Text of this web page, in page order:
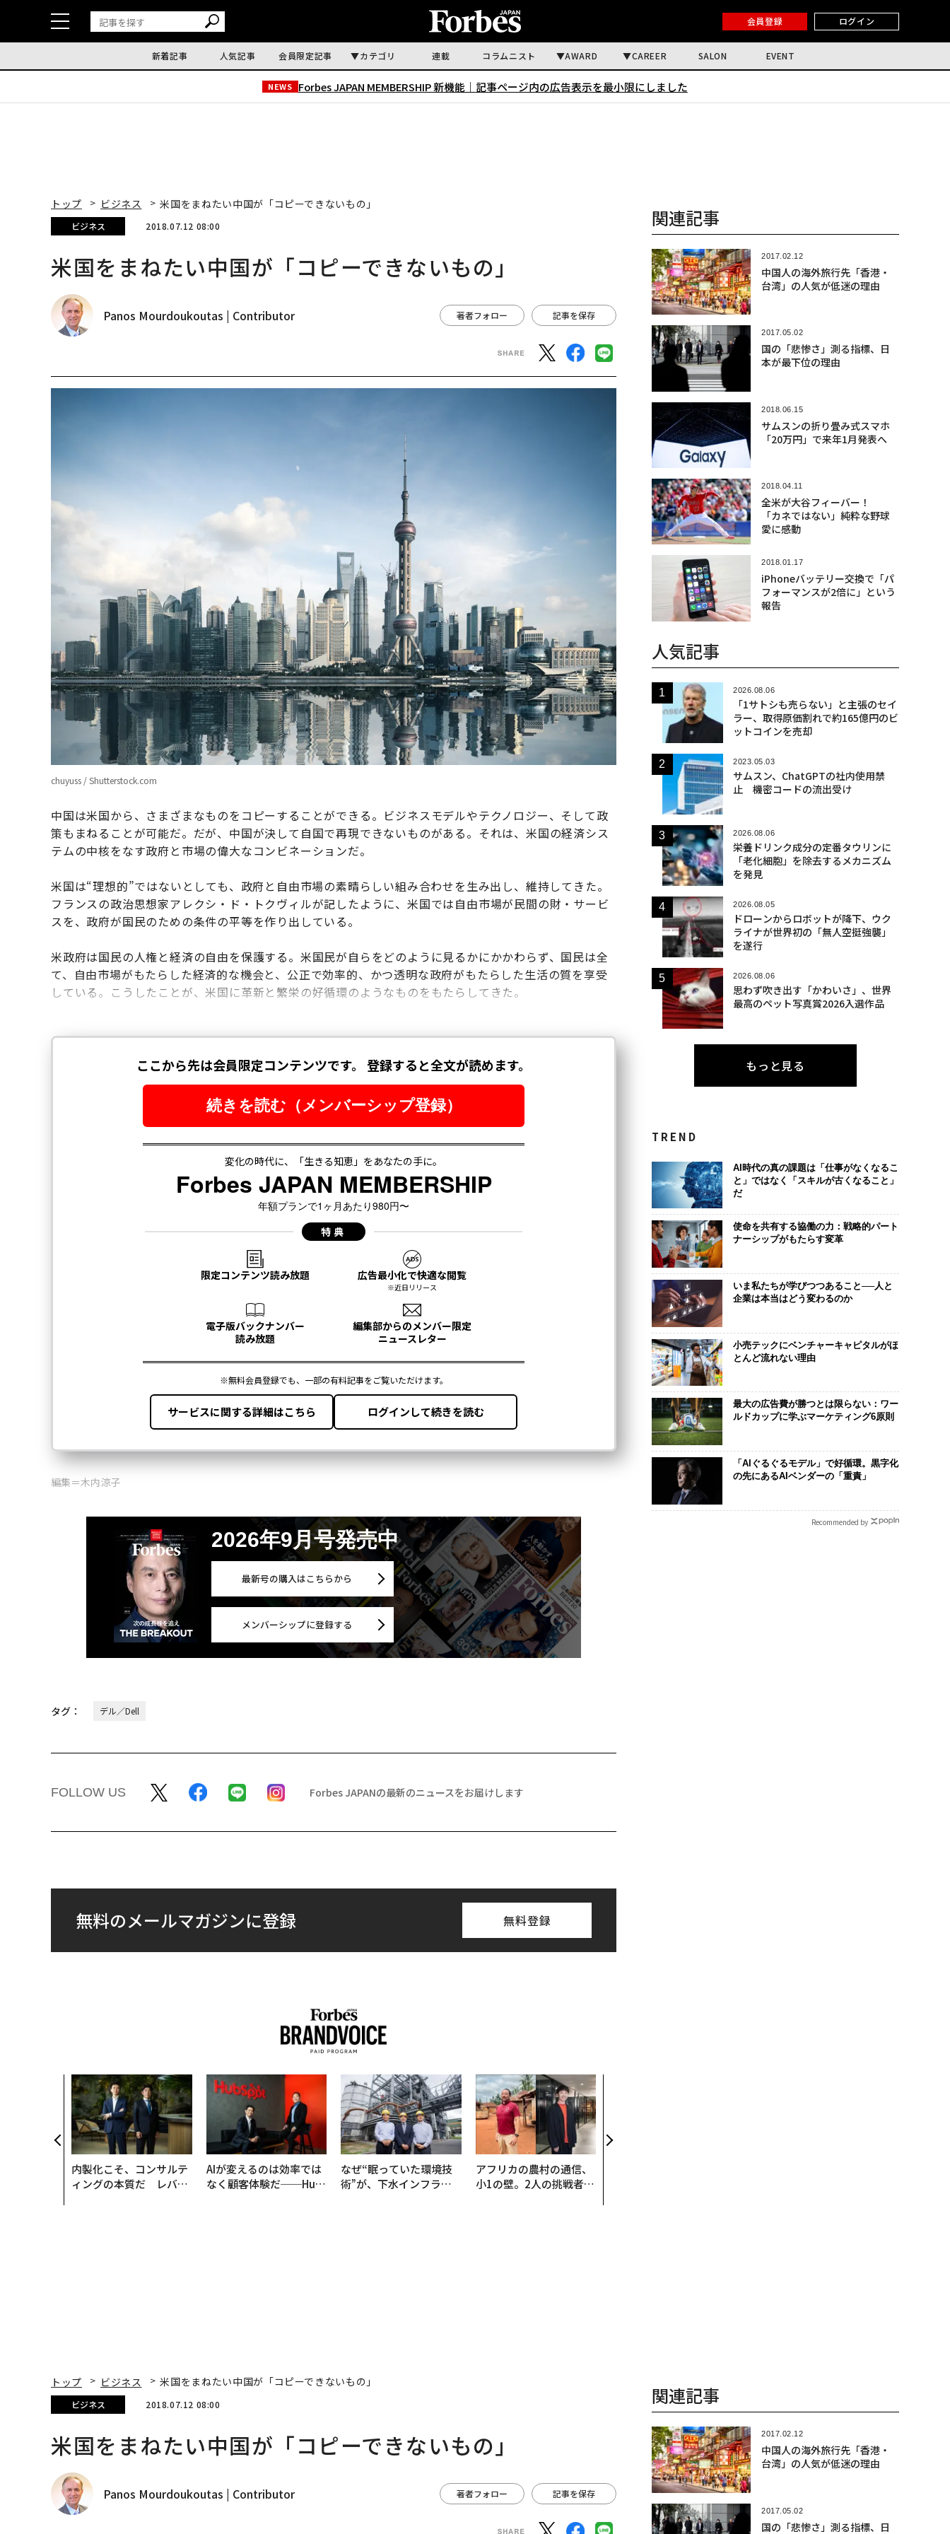
会員登録 ログイン
新着記事 人気記事 会員限定記事 カテゴリ 連載 コラムニスト AWARD CAREER SALON EVENT
NEWS Forbes JAPAN MEMBERSHIP 新機能｜ 記事ページ内の広告表示を最小限にしました
トップ ビジネス 米国をまねたい中国が「コピーできないもの」
ビジネス 2018.07.12 08:00
米国をまねたい中国が「コピーできないもの」
Panos Mourdoukoutas | Contributor 著者フォロー 記事を保存
chuyuss / Shutterstock.com
中国は米国から、さまざまなものをコピーすることができる。ビジネスモデルやテクノロジー、そして政
策もまねることが可能だ。だが、中国が決して自国で再現できないものがある。それは、米国の経済シス
テムの中核をなす政府と市場の偉大なコンビネーションだ。
米国は“理想的”ではないとしても、政府と自由市場の素晴らしい組み合わせを生み出し、維持してきた。
フランスの政治思想家アレクシ・ド・トクヴィルが記したように、米国では自由市場が民間の財・サービ
スを、政府が国民のための条件の平等を作り出している。
米政府は国民の人権と経済の自由を保護する。米国民が自らをどのように見るかにかかわらず、国民は全
て、自由市場がもたらした経済的な機会と、公正で効率的、かつ透明な政府がもたらした生活の質を享受
している。こうしたことが、米国に革新と繁栄の好循環のようなものをもたらしてきた。
編集＝木内涼子
2026年9月号発売中
最新号の購入はこちらから
メンバーシップに登録する
タグ： デル／Dell
FOLLOW US Forbes JAPANの最新のニュースをお届けします
無料のメールマガジンに登録 無料登録
内製化こそ、コンサルテ
ィングの本質だ レバレ
AIが変えるのは効率では
なく顧客体験だ──Hub
なぜ“眠っていた環境技
術”が、下水インフラを
アフリカの農村の通信、
小1の壁。2人の挑戦者が
ビジネス×PwC】
関連記事
2017.02.12
中国人の海外旅行先「香港・
台湾」の人気が低迷の理由
2017.05.02
国の「悲惨さ」測る指標、日
本が最下位の理由
2018.06.15
サムスンの折り畳み式スマホ
「20万円」で来年1月発表へ
2018.04.11
全米が大谷フィーバー！
「カネではない」純粋な野球
愛に感動
2018.01.17
iPhoneバッテリー交換で「パ
フォーマンスが2倍に」という
報告
人気記事
2026.08.06
「1サトシも売らない」と主張のセイ
ラー、取得原価割れで約165億円のビ
ットコインを売却
2023.05.03
サムスン、ChatGPTの社内使用禁
止 機密コードの流出受け
2026.08.06
栄養ドリンク成分の定番タウリンに
「老化細胞」を除去するメカニズム
を発見
2026.08.05
ドローンからロボットが降下、ウク
ライナが世界初の「無人空挺強襲」
を遂行
2026.08.06
思わず吹き出す「かわいさ」、世界
最高のペット写真賞2026入選作品
もっと見る
TREND
AI時代の真の課題は「仕事がなくなるこ
と」ではなく「スキルが古くなること」
だ
使命を共有する協働の力：戦略的パート
ナーシップがもたらす変革
いま私たちが学びつつあること──人と
企業は本当はどう変わるのか
小売テックにベンチャーキャピタルがほ
とんど流れない理由
最大の広告費が勝つとは限らない：ワー
ルドカップに学ぶマーケティング6原則
「AIぐるぐるモデル」で好循環。黒字化
の先にあるAIベンダーの「重責」
Recommended by
トップ ビジネス 米国をまねたい中国が「コピーできないもの」
ビジネス 2018.07.12 08:00
米国をまねたい中国が「コピーできないもの」
Panos Mourdoukoutas | Contributor 著者フォロー 記事を保存
関連記事
2017.02.12
中国人の海外旅行先「香港・
台湾」の人気が低迷の理由
2017.05.02
国の「悲惨さ」測る指標、日